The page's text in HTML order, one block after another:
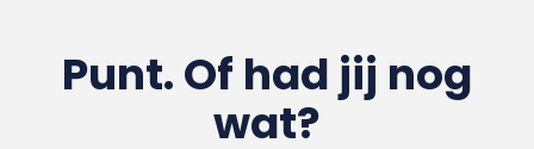
Punt. Of had jij nog
wat?